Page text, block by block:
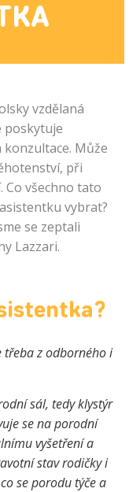
vzdělaná
poskytuje
Může
při
všechno tato
vybrat?
se zeptali
Lazzari.
třeba z odborného i
sál, tedy klystýr
se na porodní
vyšetření a
stav rodičky i
se porodu týče a